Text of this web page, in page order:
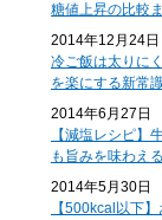
糖値上昇の比較
2014年12月24日
冷ご飯は太りに
を楽にする新常
2014年6月27日
【減塩レシピ】
も旨みを味わえ
2014年5月30日
【500kcal以下